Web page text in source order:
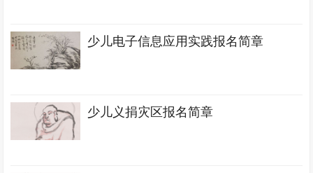
少儿电子信息应用实践报名简章
少儿义捐灾区报名简章